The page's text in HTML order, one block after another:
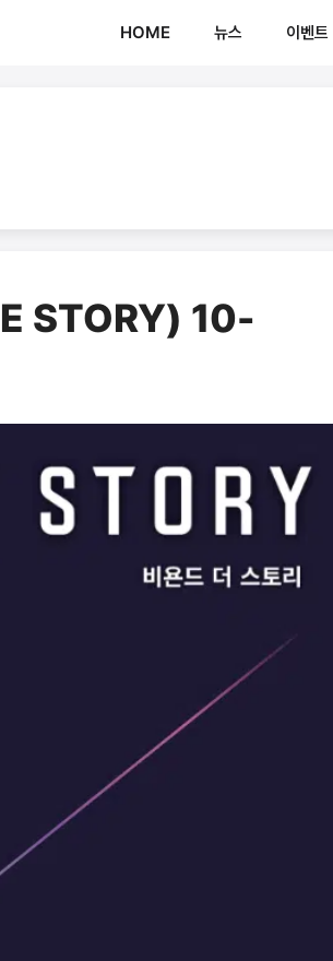
HOME 뉴스 이벤트
STORY) 10-